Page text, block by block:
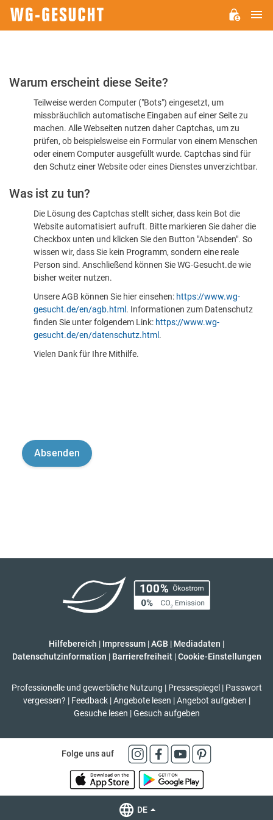
Bitte
dass
sind
Warum erscheint diese Seite?
Teilweise werden Computer ("Bots") eingesetzt, um
missbräuchlich automatische Eingaben auf einer Seite zu
machen. Alle Webseiten nutzen daher Captchas, um zu
prüfen, ob beispielsweise ein Formular von einem Menschen
oder einem Computer ausgefüllt wurde. Captchas sind für
den Schutz einer Website oder eines Dienstes unverzichtbar.
Was ist zu tun?
Die Lösung des Captchas stellt sicher, dass kein Bot die
Website automatisiert aufruft. Bitte markieren Sie daher die
Checkbox unten und klicken Sie den Button "Absenden". So
wissen wir, dass Sie kein Programm, sondern eine reale
Person sind. Anschließend können Sie WG-Gesucht.de wie
bisher weiter nutzen.
Unsere AGB können Sie hier einsehen: https://www.wg-
gesucht.de/en/agb.html . Informationen zum Datenschutz
finden Sie unter folgendem Link: https://www.wg-
gesucht.de/en/datenschutz.html .
Vielen Dank für Ihre Mithilfe.
Hilfebereich | Impressum |AGB | Mediadaten |
Datenschutzinformation | Barrierefreiheit | Cookie-Einstellungen
Professionelle und gewerbliche Nutzung | Pressespiegel | Passwort
vergessen? | Feedback | Angebote lesen | Angebot aufgeben |
Gesuche lesen | Gesuch aufgeben
Folge uns auf
DE